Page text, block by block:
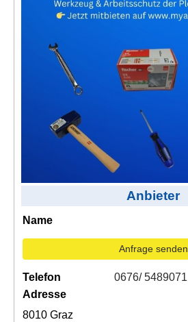
AGB, Nutzungsbedingungen
Impressum
Anbieter
Name
Anfrage senden
Telefon
0676/ 5489071
Adresse
8010 Graz